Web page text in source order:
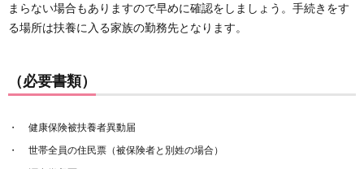
まらない場合もありますので早めに確認をしましょう。手続きをす
る場所は扶養に入る家族の勤務先となります。
（必要書類）
健康保険被扶養者異動届
世帯全員の住民票（被保険者と別姓の場合）